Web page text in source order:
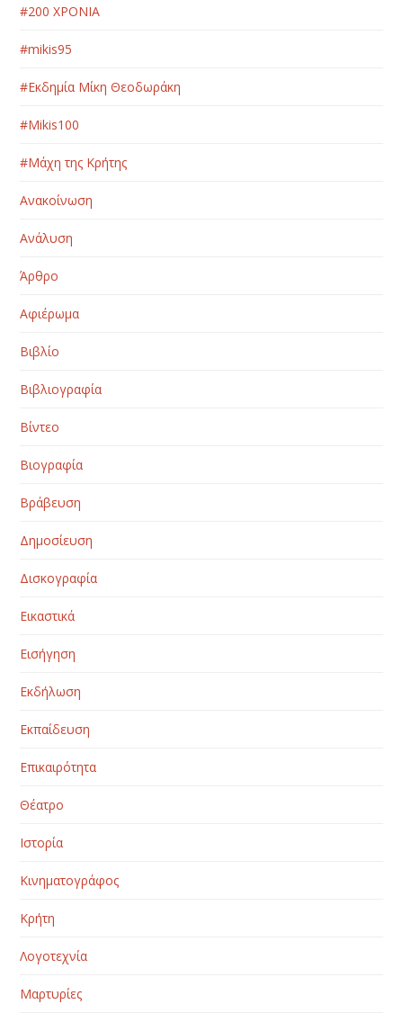
#200 ΧΡΟΝΙΑ
#mikis95
#Εκδημία Μίκη Θεοδωράκη
#Μikis100
#Μάχη της Κρήτης
Ανακοίνωση
Ανάλυση
Άρθρο
Αφιέρωμα
Βιβλίο
Βιβλιογραφία
Βίντεο
Βιογραφία
Βράβευση
Δημοσίευση
Δισκογραφία
Εικαστικά
Εισήγηση
Εκδήλωση
Εκπαίδευση
Επικαιρότητα
Θέατρο
Ιστορία
Κινηματογράφος
Κρήτη
Λογοτεχνία
Μαρτυρίες